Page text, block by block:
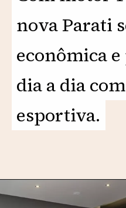
nova Parati
econômica
dia a dia
esportiva.
nova Parati
econômica
dia a dia
esportiva.